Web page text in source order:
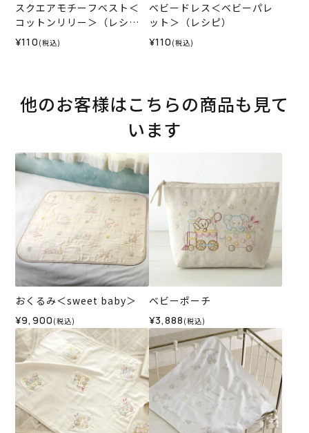
スクエアモチーフベスト＜
コットンリリー＞（レシ
ピ）
¥110 (税込)
ベビードレス＜ベビーパレ
ット＞（レシピ）
¥110 (税込)
他のお客様はこちらの商品も見て
います
おくるみ＜sweet baby＞
¥9,900 (税込)
ベビーポーチ
¥3,888 (税込)